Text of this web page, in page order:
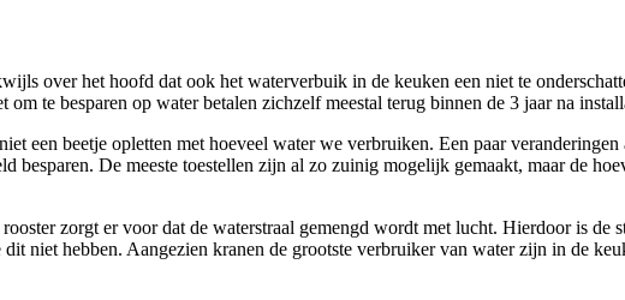
over het hoofd dat ook het waterverbuik in de keuken een niet te
te besparen op water betalen zichzelf meestal terug binnen de 3 jaar na
een beetje opletten met hoeveel water we verbruiken. Een paar
De meeste toestellen zijn al zo zuinig mogelijk gemaakt, maar de
zorgt er voor dat de waterstraal gemengd wordt met lucht. Hierdoor is de
niet hebben. Aangezien kranen de grootste verbruiker van water zijn in de